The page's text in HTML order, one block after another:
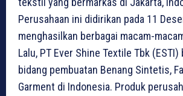
Perusahaan ini didirikan pada 11
menghasilkan berbagai macam-
Lalu, PT Ever Shine Textile Tbk
bidang pembuatan Benang Sintetis,
Garment di Indonesia. Produk